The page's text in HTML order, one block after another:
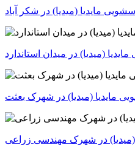
مایدیا (میدیا) در شکر آباد
(میدیا) در میدان استاندارد
مایدیا (میدیا) در شهرک بعثت
(میدیا) در شهرک مهندسی زراعی